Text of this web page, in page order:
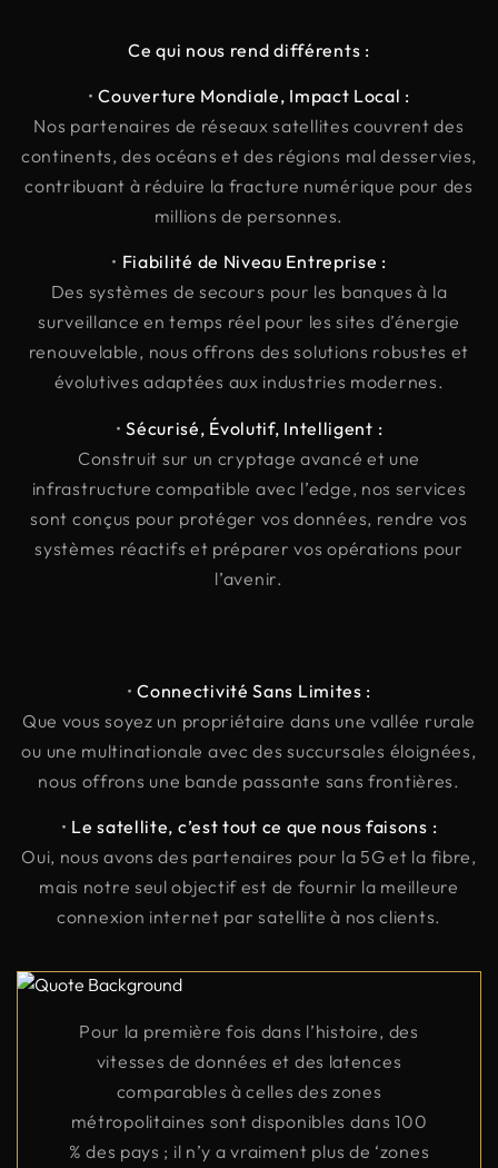
Ce qui nous rend différents :
•Couverture Mondiale, Impact Local :
Nos partenaires de réseaux satellites couvrent des
continents, des océans et des régions mal desservies,
contribuant à réduire la fracture numérique pour des
millions de personnes.
• Fiabilité de Niveau Entreprise :
Des systèmes de secours pour les banques à la
surveillance en temps réel pour les sites d’énergie
renouvelable, nous offrons des solutions robustes et
évolutives adaptées aux industries modernes.
•Sécurisé, Évolutif, Intelligent :
Construit sur un cryptage avancé et une
infrastructure compatible avec l’edge, nos services
sont conçus pour protéger vos données, rendre vos
systèmes réactifs et préparer vos opérations pour
l’avenir.
•Connectivité Sans Limites :
Que vous soyez un propriétaire dans une vallée rurale
ou une multinationale avec des succursales éloignées,
nous offrons une bande passante sans frontières.
• Le satellite, c’est tout ce que nous faisons :
Oui, nous avons des partenaires pour la 5G et la fibre,
mais notre seul objectif est de fournir la meilleure
connexion internet par satellite à nos clients.
Pour la première fois dans l’histoire, des
vitesses de données et des latences
comparables à celles des zones
métropolitaines sont disponibles dans 100
% des pays ; il n’y a vraiment plus de ‘zones